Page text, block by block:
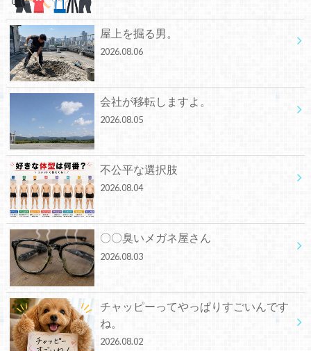
屋上を掘る男。
2026.08.06
会社が移転しますよ。
2026.08.05
不公平な選択肢
2026.08.04
〇〇臭いメガネ屋さん
2026.08.03
チャッピーってやっぱりすごいんです
ね。
2026.08.02